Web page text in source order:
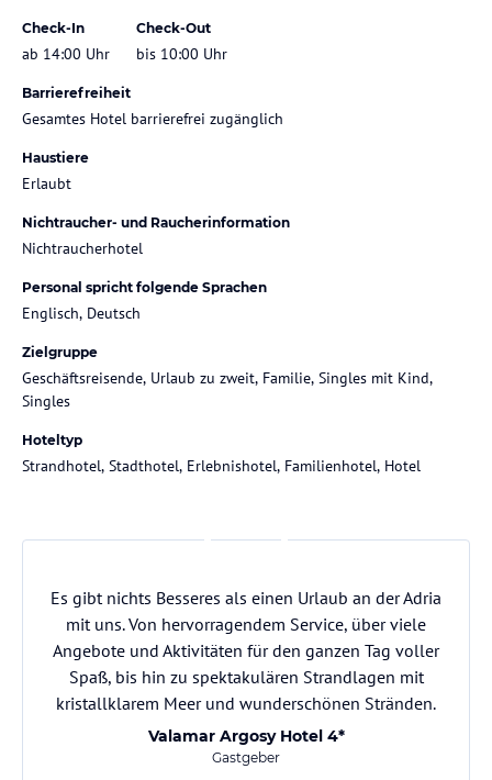
Check-In
ab 14:00 Uhr
Check-Out
bis 10:00 Uhr
Barrierefreiheit
Gesamtes Hotel barrierefrei zugänglich
Haustiere
Erlaubt
Nichtraucher- und Raucherinformation
Nichtraucherhotel
Personal spricht folgende Sprachen
Englisch, Deutsch
Zielgruppe
Geschäftsreisende, Urlaub zu zweit, Familie, Singles mit Kind,
Singles
Hoteltyp
Strandhotel, Stadthotel, Erlebnishotel, Familienhotel, Hotel
Es gibt nichts Besseres als einen Urlaub an der Adria
mit uns. Von hervorragendem Service, über viele
Angebote und Aktivitäten für den ganzen Tag voller
Spaß, bis hin zu spektakulären Strandlagen mit
kristallklarem Meer und wunderschönen Stränden.
Valamar Argosy Hotel 4*
Gastgeber